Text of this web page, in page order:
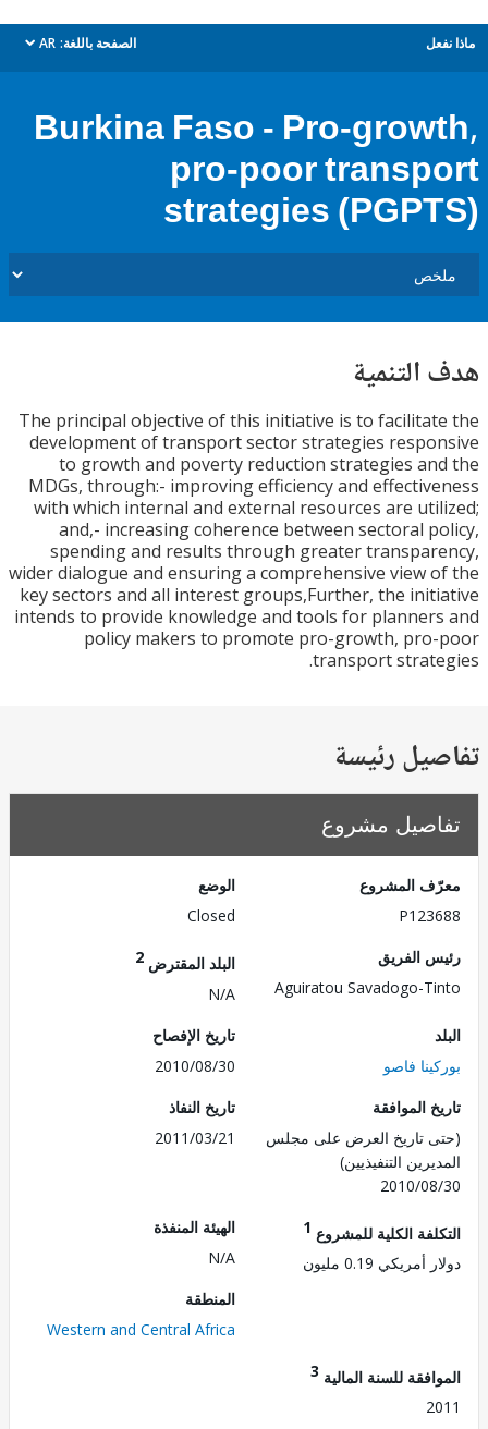
الصفحة باللغة: AR
dropdown
Burkina Faso - Pro-
pro-poor
strategies
The principal objective of this initiative is to
development of transport sector strategies
to growth and poverty reduction strategies
MDGs, through:- improving efficiency and
with which internal and external resources are
and,- increasing coherence between sectoral
spending and results through greater
wider dialogue and ensuring a comprehensive view
key sectors and all interest groups,Further, the
intends to provide knowledge and tools for
policy makers to promote pro-growth,
transport
رئيسة
مشروع
المشروع
الفريق
Aguiratou Savadogo-
البلد المقترض
N/A
فاصو
تاريخ الإفصاح
2010/08/30
الموافقة
تاريخ العرض على مجلس
التنفيذيين)
2010/
تاريخ النفاذ
2011/03/21
الكلية للمشروع1
0.19 مليون
الهيئة المنفذة
Western and Central Africa
للسنة المالية3